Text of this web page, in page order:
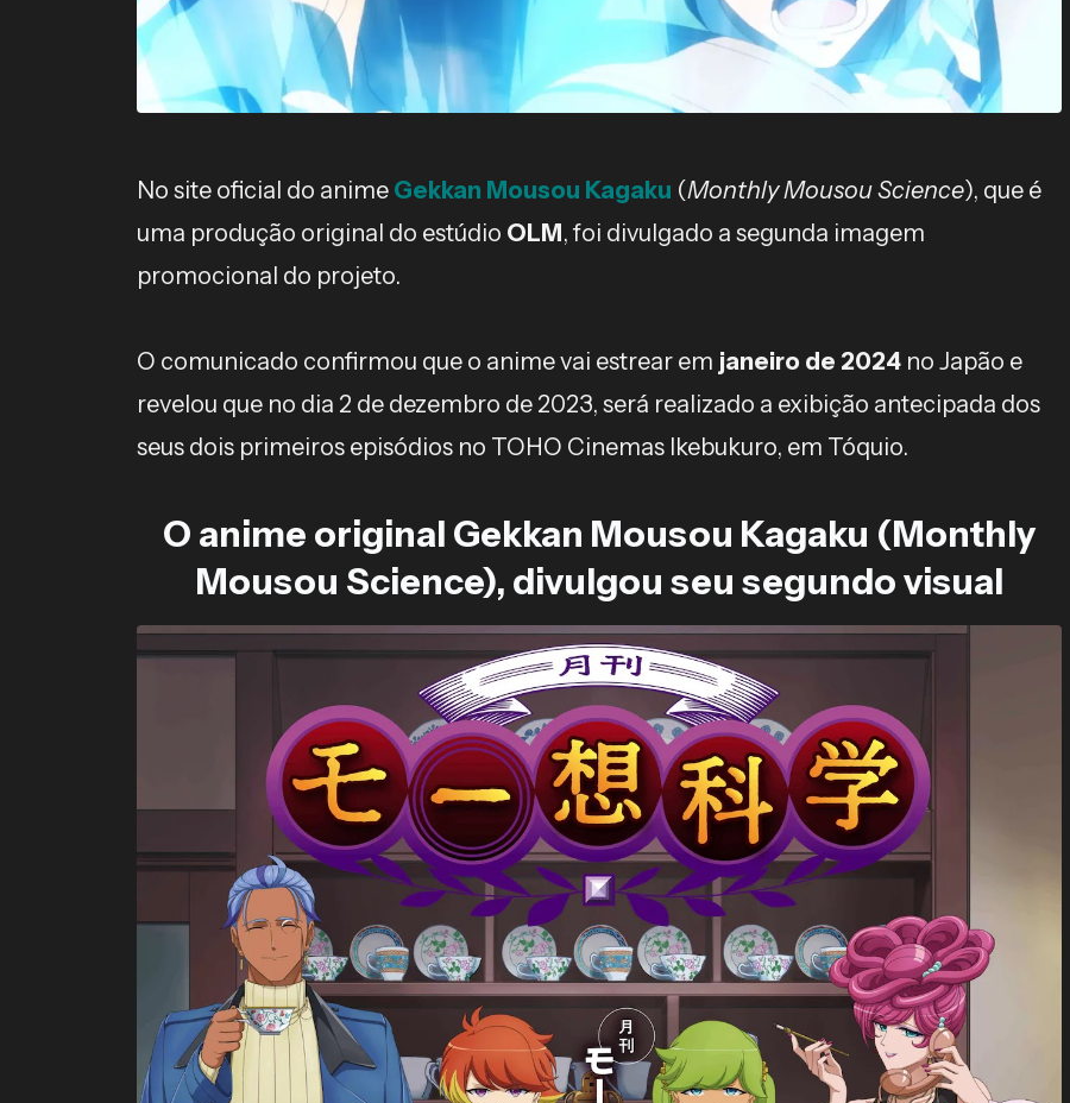
No site oficial do anime Gekkan Mousou Kagaku (Monthly Mousou Science), que é
uma produção original do estúdio OLM, foi divulgado a segunda imagem
promocional do projeto.
O comunicado confirmou que o anime vai estrear em janeiro de 2024 no Japão e
revelou que no dia 2 de dezembro de 2023, será realizado a exibição antecipada dos
seus dois primeiros episódios no TOHO Cinemas Ikebukuro, em Tóquio.
O anime original Gekkan Mousou Kagaku (Monthly
Mousou Science), divulgou seu segundo visual